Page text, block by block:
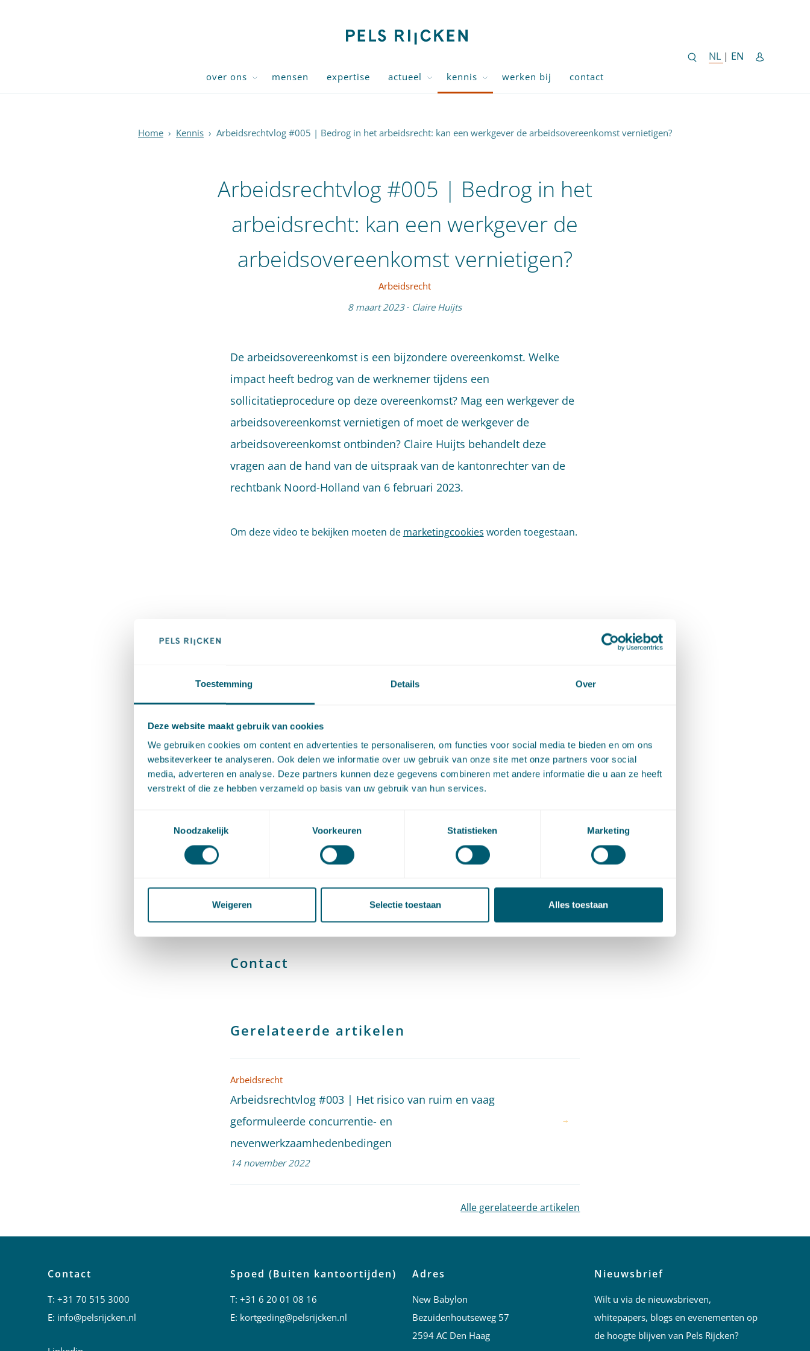
Toestemming Details Over
Deze website maakt gebruik van cookies
We gebruiken cookies om content en advertenties te personaliseren, om functies voor social media te bieden en om ons
websiteverkeer te analyseren. Ook delen we informatie over uw gebruik van onze site met onze partners voor social
media, adverteren en analyse. Deze partners kunnen deze gegevens combineren met andere informatie die u aan ze heeft
verstrekt of die ze hebben verzameld op basis van uw gebruik van hun services.
Noodzakelijk
Voorkeuren Statistieken Marketing
Weigeren Selectie toestaan Alles toestaan
NL NEDERLANDSE
| EN ENGLISH
over ons mensen expertise actueel kennis werken bij contact
Home › Kennis › Arbeidsrechtvlog #005 | Bedrog in het arbeidsrecht: kan een werkgever de arbeidsovereenkomst vernietigen?
Arbeidsrechtvlog #005 | Bedrog in het
arbeidsrecht: kan een werkgever de
arbeidsovereenkomst vernietigen?
Arbeidsrecht
8 maart 2023 · Claire Huijts
De arbeidsovereenkomst is een bijzondere overeenkomst. Welke
impact heeft bedrog van de werknemer tijdens een
sollicitatieprocedure op deze overeenkomst? Mag een werkgever de
arbeidsovereenkomst vernietigen of moet de werkgever de
arbeidsovereenkomst ontbinden? Claire Huijts behandelt deze
vragen aan de hand van de uitspraak van de kantonrechter van de
rechtbank Noord-Holland van 6 februari 2023.
Om deze video te bekijken moeten de marketingcookies worden toegestaan.
Rechtbank Noord-Holland 6 februari 2023, ECLI:NL:RBNHO:2023:733
Deel dit artikel via
Contact
Gerelateerde artikelen
Arbeidsrecht
Arbeidsrechtvlog #003 | Het risico van ruim en vaag
geformuleerde concurrentie- en
nevenwerkzaamhedenbedingen
14 november 2022
Alle gerelateerde artikelen
Contact
T:+31 70 515 3000
E: info@pelsrijcken.nl
Spoed (Buiten kantoortijden)
T: +31 6 20 01 08 16
E: kortgeding@pelsrijcken.nl
Adres
New Babylon
Bezuidenhoutseweg 57
2594 AC Den Haag
Nieuwsbrief
Wilt u via de nieuwsbrieven,
whitepapers, blogs en evenementen op
de hoogte blijven van Pels Rijcken?